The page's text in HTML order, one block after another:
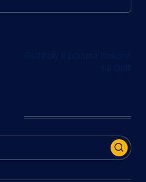
GolfItaly il portale italiano